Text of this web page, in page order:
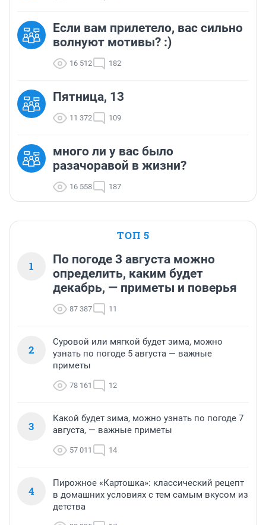
Если вам прилетело, вас сильно
волнуют мотивы? :)
16 512 182
Пятница, 13
11 372 109
много ли у вас было
разачоравой в жизни?
16 558 187
ТОП 5
1
По погоде 3 августа можно
определить, каким будет
декабрь, — приметы и поверья
87 387 11
2
Суровой или мягкой будет зима, можно
узнать по погоде 5 августа — важные
приметы
78 161 12
3
Какой будет зима, можно узнать по погоде 7
августа, — важные приметы
57 011 14
4
Пирожное «Картошка»: классический рецепт
в домашних условиях с тем самым вкусом из
детства